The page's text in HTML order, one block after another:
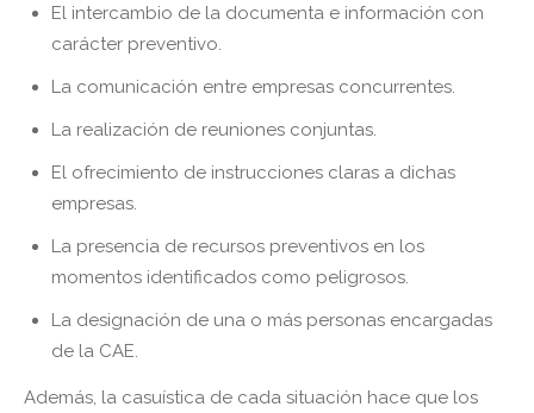
El intercambio de la documenta e información con
carácter preventivo.
La comunicación entre empresas concurrentes.
La realización de reuniones conjuntas.
El ofrecimiento de instrucciones claras a dichas
empresas.
La presencia de recursos preventivos en los
momentos identificados como peligrosos.
La designación de una o más personas encargadas
de la CAE.
Además, la casuística de cada situación hace que los